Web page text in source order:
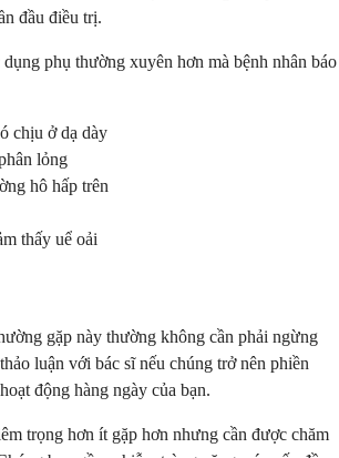
đầu điều trị.
phụ thường xuyên hơn mà bệnh nhân báo
chịu ở dạ dày
lỏng
hô hấp trên
thấy uể oải
gặp này thường không cần phải ngừng
luận với bác sĩ nếu chúng trở nên phiền
động hàng ngày của bạn.
trọng hơn ít gặp hơn nhưng cần được chăm